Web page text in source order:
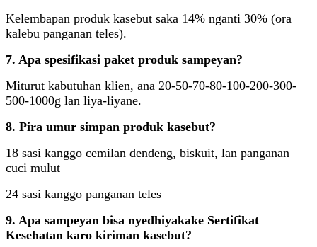
Kelembapan produk kasebut saka 14% nganti 30% (ora
kalebu panganan teles).
7. Apa spesifikasi paket produk sampeyan?
Miturut kabutuhan klien, ana 20-50-70-80-100-200-300-
500-1000g lan liya-liyane.
8. Pira umur simpan produk kasebut?
18 sasi kanggo cemilan dendeng, biskuit, lan panganan
cuci mulut
24 sasi kanggo panganan teles
9. Apa sampeyan bisa nyedhiyakake Sertifikat
Kesehatan karo kiriman kasebut?